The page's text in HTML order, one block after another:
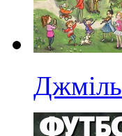
Джміль